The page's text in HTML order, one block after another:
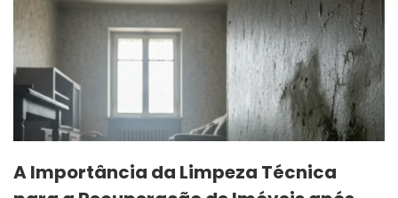
A Importância da Limpeza Técnica